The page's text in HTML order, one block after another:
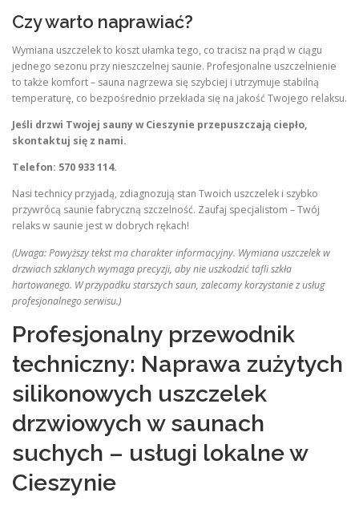
Czy warto naprawiać?
Wymiana uszczelek to koszt ułamka tego, co tracisz na prąd w ciągu
jednego sezonu przy nieszczelnej saunie. Profesjonalne uszczelnienie
to także komfort – sauna nagrzewa się szybciej i utrzymuje stabilną
temperaturę, co bezpośrednio przekłada się na jakość Twojego relaksu.
Jeśli drzwi Twojej sauny w Cieszynie przepuszczają ciepło,
skontaktuj się z nami.
Telefon: 570 933 114.
Nasi technicy przyjadą, zdiagnozują stan Twoich uszczelek i szybko
przywrócą saunie fabryczną szczelność. Zaufaj specjalistom – Twój
relaks w saunie jest w dobrych rękach!
(Uwaga: Powyższy tekst ma charakter informacyjny. Wymiana uszczelek w
drzwiach szklanych wymaga precyzji, aby nie uszkodzić tafli szkła
hartowanego. W przypadku starszych saun, zalecamy korzystanie z usług
profesjonalnego serwisu.)
Profesjonalny przewodnik
techniczny: Naprawa zużytych
silikonowych uszczelek
drzwiowych w saunach
suchych – usługi lokalne w
Cieszynie